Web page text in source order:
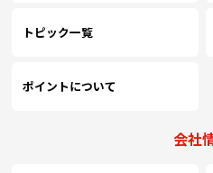
トピック一覧
ポイントについて
会社